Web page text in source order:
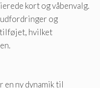
kort og våbenvalg.
og
hvilket
en ny dynamik til